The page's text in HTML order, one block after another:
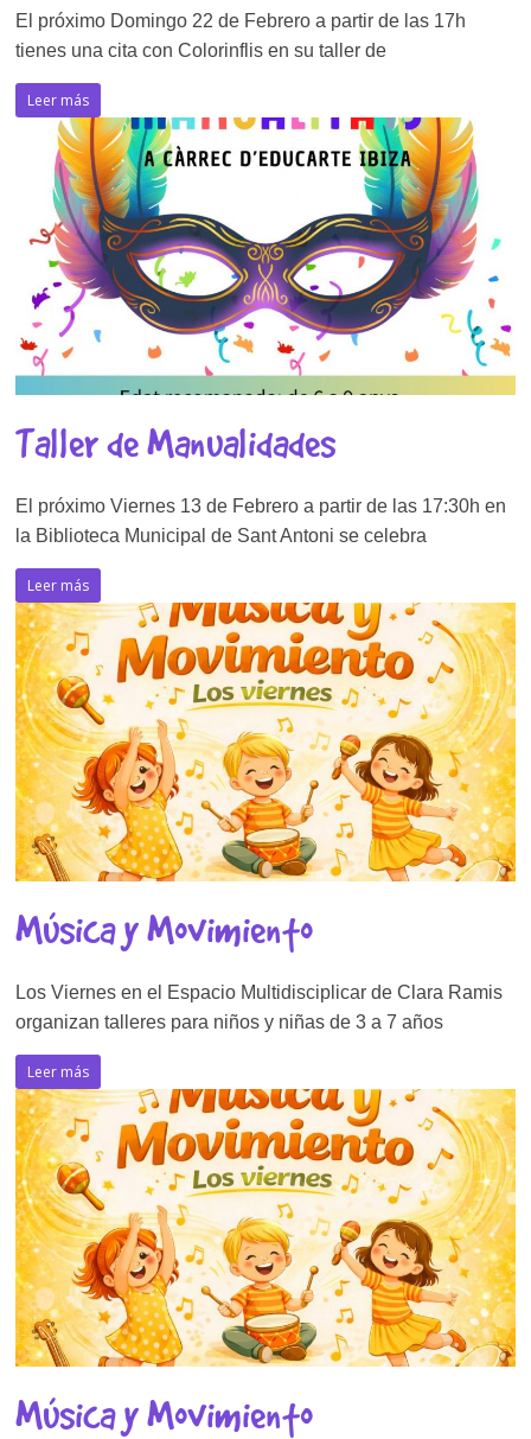
El próximo Domingo 22 de Febrero a partir de las 17h
tienes una cita con Colorinflis en su taller de
Leer más
Taller de Manualidades
El próximo Viernes 13 de Febrero a partir de las 17:30h en
la Biblioteca Municipal de Sant Antoni se celebra
Leer más
Música y Movimiento
Los Viernes en el Espacio Multidisciplicar de Clara Ramis
organizan talleres para niños y niñas de 3 a 7 años
Leer más
Música y Movimiento